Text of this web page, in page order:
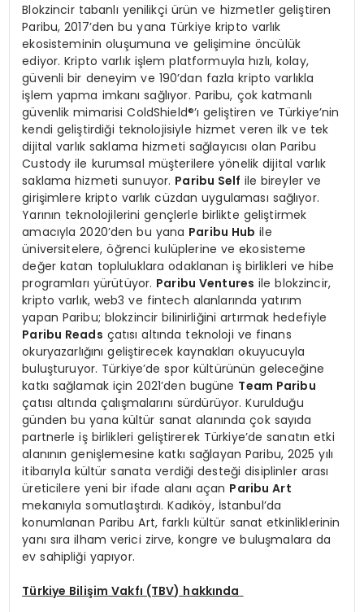
Blokzincir tabanlı yenilikçi ürün ve hizmetler geliştiren
Paribu, 2017’den bu yana Türkiye kripto varlık
ekosisteminin oluşumuna ve gelişimine öncülük
ediyor. Kripto varlık işlem platformuyla hızlı, kolay,
güvenli bir deneyim ve 190’dan fazla kripto varlıkla
işlem yapma imkanı sağlıyor. Paribu, çok katmanlı
güvenlik mimarisi ColdShield®’ı geliştiren ve Türkiye’nin
kendi geliştirdiği teknolojisiyle hizmet veren ilk ve tek
dijital varlık saklama hizmeti sağlayıcısı olan Paribu
Custody ile kurumsal müşterilere yönelik dijital varlık
saklama hizmeti sunuyor. Paribu Self ile bireyler ve
girişimlere kripto varlık cüzdan uygulaması sağlıyor.
Yarının teknolojilerini gençlerle birlikte geliştirmek
amacıyla 2020’den bu yana Paribu Hub ile
üniversitelere, öğrenci kulüplerine ve ekosisteme
değer katan topluluklara odaklanan iş birlikleri ve hibe
programları yürütüyor. Paribu Ventures ile blokzincir,
kripto varlık, web3 ve fintech alanlarında yatırım
yapan Paribu; blokzincir bilinirliğini artırmak hedefiyle
Paribu Reads çatısı altında teknoloji ve finans
okuryazarlığını geliştirecek kaynakları okuyucuyla
buluşturuyor. Türkiye’de spor kültürünün geleceğine
katkı sağlamak için 2021’den bugüne Team Paribu
çatısı altında çalışmalarını sürdürüyor. Kurulduğu
günden bu yana kültür sanat alanında çok sayıda
partnerle iş birlikleri geliştirerek Türkiye’de sanatın etki
alanının genişlemesine katkı sağlayan Paribu, 2025 yılı
itibarıyla kültür sanata verdiği desteği disiplinler arası
üreticilere yeni bir ifade alanı açan Paribu Art
mekanıyla somutlaştırdı. Kadıköy, İstanbul’da
konumlanan Paribu Art, farklı kültür sanat etkinliklerinin
yanı sıra ilham verici zirve, kongre ve buluşmalara da
ev sahipliği yapıyor.
Türkiye Bilişim Vakfı (TBV) hakkında